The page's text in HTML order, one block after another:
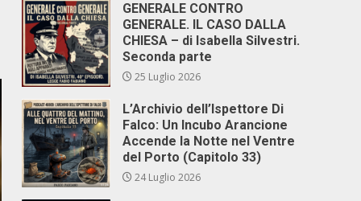
GENERALE CONTRO
GENERALE. IL CASO DALLA
CHIESA – di Isabella Silvestri.
Seconda parte
25 Luglio 2026
L’Archivio dell’Ispettore Di
Falco: Un Incubo Arancione
Accende la Notte nel Ventre
del Porto (Capitolo 33)
24 Luglio 2026